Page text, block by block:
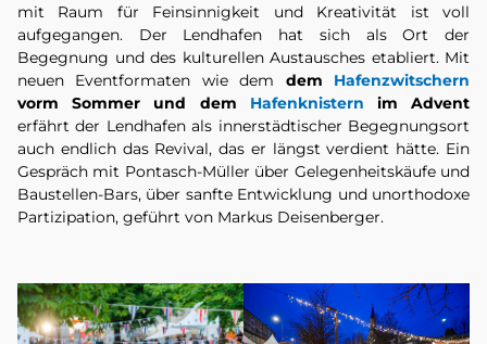
mit Raum für Feinsinnigkeit und Kreativität ist voll
aufgegangen. Der Lendhafen hat sich als Ort der
Begegnung und des kulturellen Austausches etabliert. Mit
neuen Eventformaten wie dem dem Hafenzwitschern
vorm Sommer und dem Hafenknistern im Advent
erfährt der Lendhafen als innerstädtischer Begegnungsort
auch endlich das Revival, das er längst verdient hätte. Ein
Gespräch mit Pontasch-Müller über Gelegenheitskäufe und
Baustellen-Bars, über sanfte Entwicklung und unorthodoxe
Partizipation, geführt von Markus Deisenberger.